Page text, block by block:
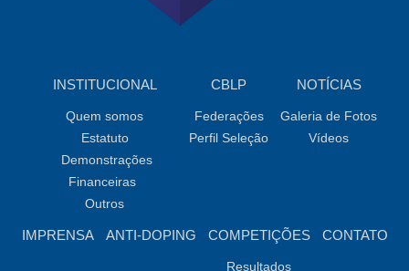
INSTITUCIONAL
Quem somos
Estatuto
Demonstrações
Financeiras
Outros
CBLP
Federações
Perfil Seleção
NOTÍCIAS
Galeria de Fotos
Vídeos
IMPRENSA ANTI-DOPING COMPETIÇÕES
Resultados
CONTATO